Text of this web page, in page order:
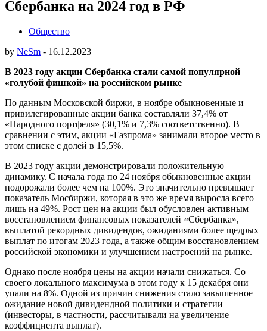
Сбербанка на 2024 год в РФ
Общество
by NeSm - 16.12.2023
В 2023 году акции Сбербанка стали самой популярной
«голубой фишкой» на российском рынке
По данным Московской биржи, в ноябре обыкновенные и
привилегированные акции банка составляли 37,4% от
«Народного портфеля» (30,1% и 7,3% соответственно). В
сравнении с этим, акции «Газпрома» занимали второе место в
этом списке с долей в 15,5%.
В 2023 году акции демонстрировали положительную
динамику. C начала года по 24 ноября обыкновенные акции
подорожали более чем на 100%. Это значительно превышает
показатель Мосбиржи, которая в это же время выросла всего
лишь на 49%. Рост цен на акции был обусловлен активным
восстановлением финансовых показателей «Сбербанка»,
выплатой рекордных дивидендов, ожиданиями более щедрых
выплат по итогам 2023 года, а также общим восстановлением
российской экономики и улучшением настроений на рынке.
Однако после ноября цены на акции начали снижаться. Со
своего локального максимума в этом году к 15 декабря они
упали на 8%. Одной из причин снижения стало завышенное
ожидание новой дивидендной политики и стратегии
(инвесторы, в частности, рассчитывали на увеличение
коэффициента выплат).